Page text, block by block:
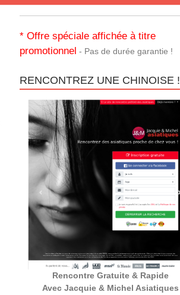
* Offre spéciale affichée à titre
promotionnel - Pas de durée garantie !
RENCONTREZ UNE CHINOISE !
Rencontre Gratuite & Rapide
Avec Jacquie & Michel Asiatiques